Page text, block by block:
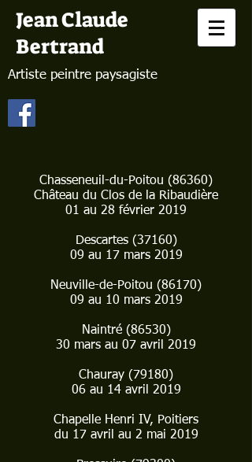
Jean Claude
Bertrand
Artiste peintre paysagiste
Chasseneuil-du-Poitou (86360)
Château du Clos de la Ribaudière
01 au 28 février 2019
Descartes (37160)
09 au 17 mars 2019
Neuville-de-Poitou (86170)
09 au 10 mars 2019
Naintré (86530)
30 mars au 07 avril 2019
Chauray (79180)
06 au 14 avril 2019
Chapelle Henri IV, Poitiers
du 17 avril au 2 mai 2019